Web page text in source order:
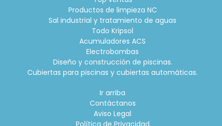
Productos de limpieza NC
Sal industrial y tratamiento de aguas
Todo Kripsol
Acumuladores ACS
Electrobombas
Diseño y construcción de piscinas.
Cubiertas para piscinas y cubiertas automáticas.
Ir arriba
Contáctanos
Aviso Legal
Política de Privacidad